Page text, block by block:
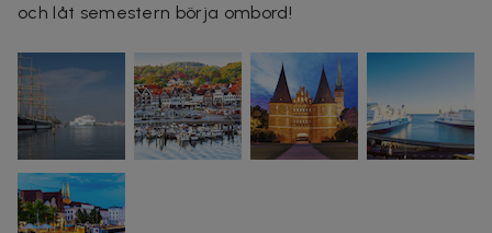
och låt semestern börja ombord!